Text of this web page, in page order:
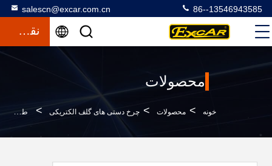
salescn@excar.com.cn 86--13546943585
نقل قول
محصولات
خونه > محصولات > چرخ دستی های گلف الکتریکی > طلای 48 ولت 3.7 کیلو وات 6 چرخ دنده الکتریکی چرخ دستی های گلف، تروجان باتری ماشین حشره دار گلف